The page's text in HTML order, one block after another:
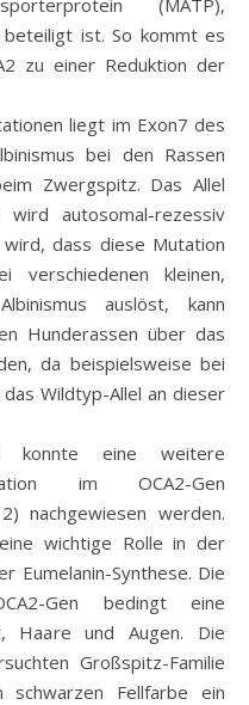
(MATP),
ist. So kommt es
zu einer Reduktion der
liegt im Exon7 des
bei den Rassen
Zwergspitz. Das Allel
autosomal-rezessiv
dass diese Mutation
verschiedenen kleinen,
auslöst, kann
Hunderassen über das
da beispielsweise bei
Wildtyp-Allel an dieser
konnte eine weitere
im OCA2-Gen
nachgewiesen werden.
wichtige Rolle in der
Eumelanin-Synthese. Die
Gen bedingt eine
Haare und Augen. Die
Großspitz-Familie
Fellfarbe ein